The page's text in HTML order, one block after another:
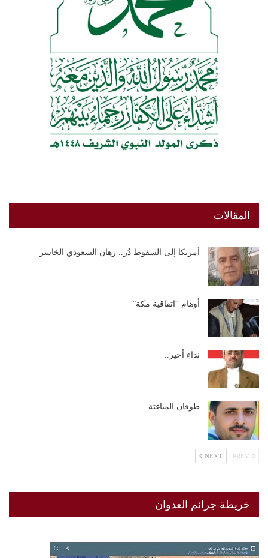
المقالات
أمريكا إلى السقوط دُر.. رهان السعودي الخاسر
أوهام “اتفاقية مكة”
نداء أخير..
طوفان المباغتة
NEXT
خريطة جرائم العدوان